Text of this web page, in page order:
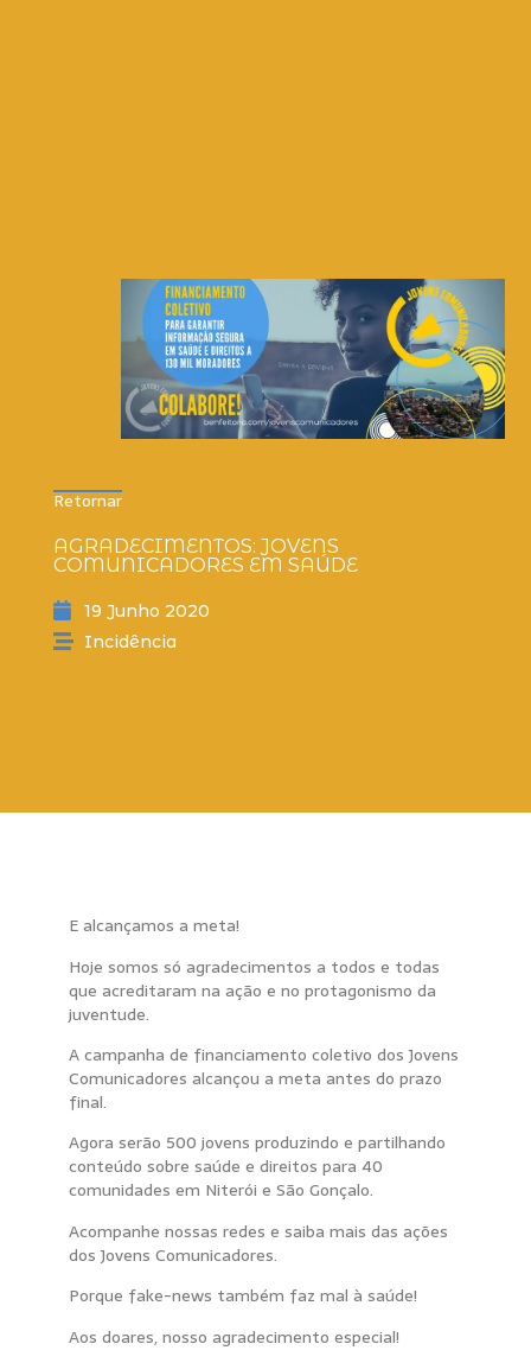
Retornar
AGRADECIMENTOS: JOVENS
COMUNICADORES EM SAÚDE
19 Junho 2020
Incidência
E alcançamos a meta!
Hoje somos só agradecimentos a todos e todas
que acreditaram na ação e no protagonismo da
juventude.
A campanha de financiamento coletivo dos Jovens
Comunicadores alcançou a meta antes do prazo
final.
Agora serão 500 jovens produzindo e partilhando
conteúdo sobre saúde e direitos para 40
comunidades em Niterói e São Gonçalo.
Acompanhe nossas redes e saiba mais das ações
dos Jovens Comunicadores.
Porque fake-news também faz mal à saúde!
Aos doares, nosso agradecimento especial!